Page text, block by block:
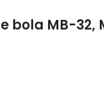
bola MB-32,